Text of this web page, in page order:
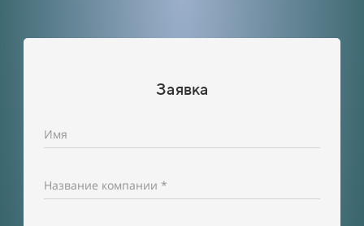
Заявка
Имя
Название компании *